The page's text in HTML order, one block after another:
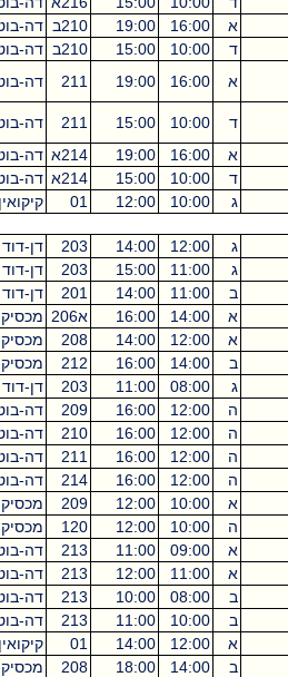
16:00
19:00 210ב דה-בוטון
3
10:00
15:00 210ב דה-בוטון
5
16:00
19:00
211 דה-בוטון
3
10:00
15:00
211 דה-בוטון
5
16:00
19:00 214א דה-בוטון
3
10:00
15:00 214א דה-בוטון
5
10:00
12:00
01 קיקואין 2
12:00
14:00
203 דן-דוד
2
11:00
15:00
203 דן-דוד
4
11:00
14:00
201 דן-דוד
3
14:00
16:00 א206 מכסיקו
2
12:00
14:00
208 מכסיקו
2
14:00
16:00
212 מכסיקו
2
08:00
11:00
203 דן-דוד
3
12:00
16:00
209 דה-בוטון
4
12:00
16:00
210 דה-בוטון
4
12:00
16:00
211 דה-בוטון
4
12:00
16:00
214 דה-בוטון
4
10:00
12:00
209 מכסיקו
2
10:00
12:00
120 מכסיקו
2
09:00
11:00
213 דה-בוטון
2
11:00
12:00
213 דה-בוטון
1
08:00
10:00
213 דה-בוטון
2
10:00
11:00
213 דה-בוטון
1
12:00
14:00
01 קיקואין
2
14:00
18:00
208 מכסיקו
4